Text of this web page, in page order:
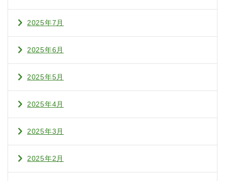
2025年7月
2025年6月
2025年5月
2025年4月
2025年3月
2025年2月